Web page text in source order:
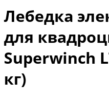
Лебедка
для
Superwinch
кг)